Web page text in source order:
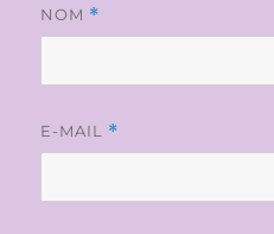
NOM *
E-MAIL *